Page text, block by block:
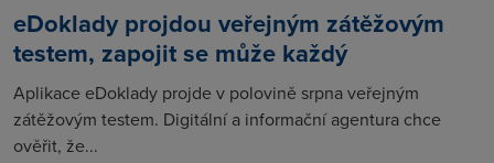
eDoklady projdou veřejným zátěžovým
testem, zapojit se může každý
Aplikace eDoklady projde v polovině srpna veřejným
zátěžovým testem. Digitální a informační agentura chce
ověřit, že...